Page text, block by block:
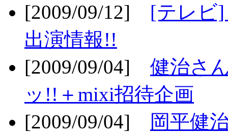
[2009/09/12] [テレビ]
出演情報!!
[2009/09/04] 健治さ
ッ!!＋mixi招待企画
[2009/09/04]
岡平健